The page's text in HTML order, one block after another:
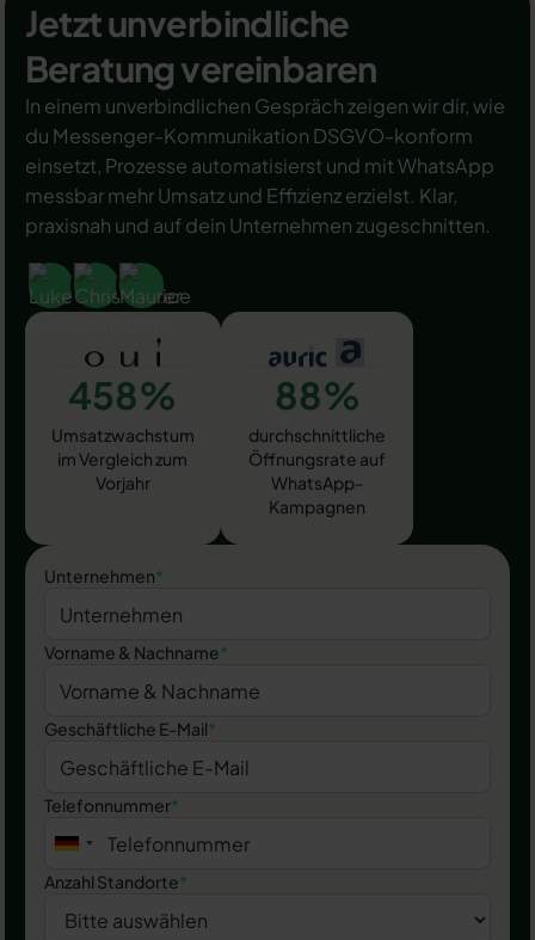
Jetzt unverbindliche
Beratung vereinbaren
In einem unverbindlichen Gespräch zeigen wir dir, wie
du Messenger-Kommunikation DSGVO-konform
einsetzt, Prozesse automatisierst und mit WhatsApp
messbar mehr Umsatz und Effizienz erzielst. Klar,
praxisnah und auf dein Unternehmen zugeschnitten.
458%
Umsatzwachstum
im Vergleich zum
Vorjahr
88%
durchschnittliche
Öffnungsrate auf
WhatsApp-
Kampagnen
Unternehmen*
Vorname & Nachname*
Geschäftliche E-Mail*
Telefonnummer*
Anzahl Standorte*